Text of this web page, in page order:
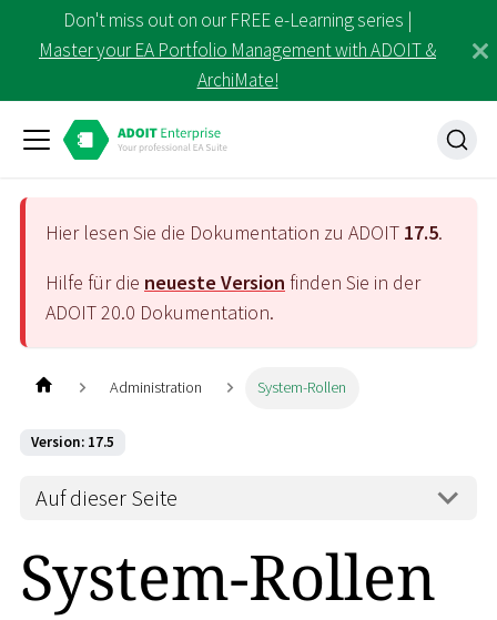
Don't miss out on our FREE e-Learning series |
Master your EA Portfolio Management with ADOIT &
ArchiMate!
Hier lesen Sie die Dokumentation zu ADOIT 17.5.
Hilfe für die neueste Version finden Sie in der
ADOIT20.0 Dokumentation.
Administration System-Rollen
Version: 17.5
Auf dieser Seite
System-Rollen